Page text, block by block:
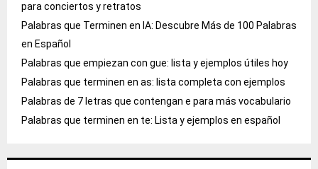
para conciertos y retratos
Palabras que Terminen en IA: Descubre Más de 100 Palabras
en Español
Palabras que empiezan con gue: lista y ejemplos útiles hoy
Palabras que terminen en as: lista completa con ejemplos
Palabras de 7 letras que contengan e para más vocabulario
Palabras que terminen en te: Lista y ejemplos en español